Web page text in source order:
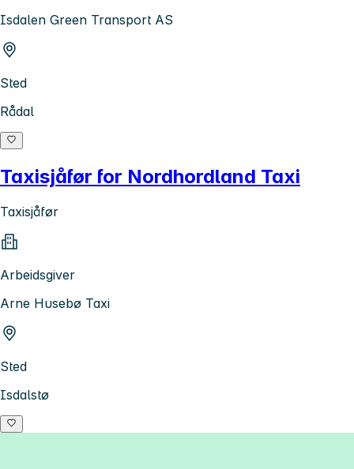
Isdalen Green Transport AS
Sted
Rådal
Taxisjåfør for Nordhordland Taxi
Taxisjåfør
Arbeidsgiver
Arne Husebø Taxi
Sted
Isdalstø